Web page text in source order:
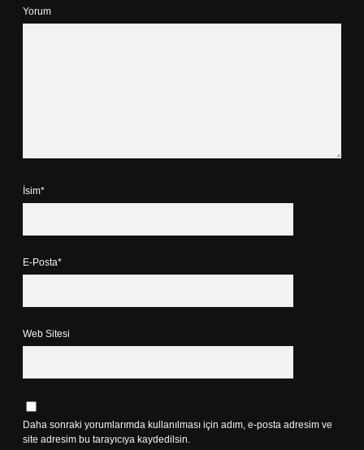
Yorum
İsim*
E-Posta*
Web Sitesi
Daha sonraki yorumlarımda kullanılması için adım, e-posta adresim ve
site adresim bu tarayıcıya kaydedilsin.